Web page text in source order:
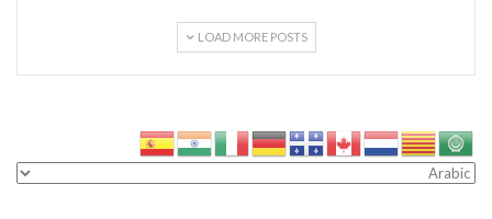
LOAD MORE POSTS